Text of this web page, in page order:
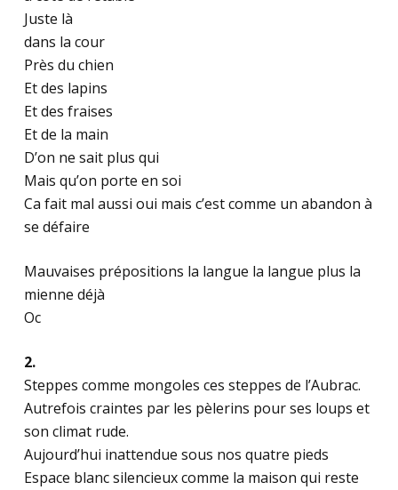
Juste là
dans la cour
Près du chien
Et des lapins
Et des fraises
Et de la main
D’on ne sait plus qui
Mais qu’on porte en soi
Ca fait mal aussi oui mais c’est comme un abandon à
se défaire
Mauvaises prépositions la langue la langue plus la
mienne déjà
Oc
2.
Steppes comme mongoles ces steppes de l’Aubrac.
Autrefois craintes par les pèlerins pour ses loups et
son climat rude.
Aujourd’hui inattendue sous nos quatre pieds
Espace blanc silencieux comme la maison qui reste